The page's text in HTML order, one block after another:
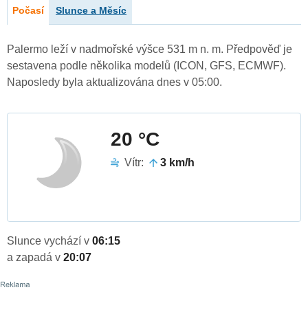
Počasí Slunce a Měsíc
Palermo leží v nadmořské výšce 531 m n. m. Předpověď je
sestavena podle několika modelů (ICON, GFS, ECMWF).
Naposledy byla aktualizována dnes v 05:00.
20 °C
Vítr: 3 km/h
Slunce vychází v 06:15
a zapadá v 20:07